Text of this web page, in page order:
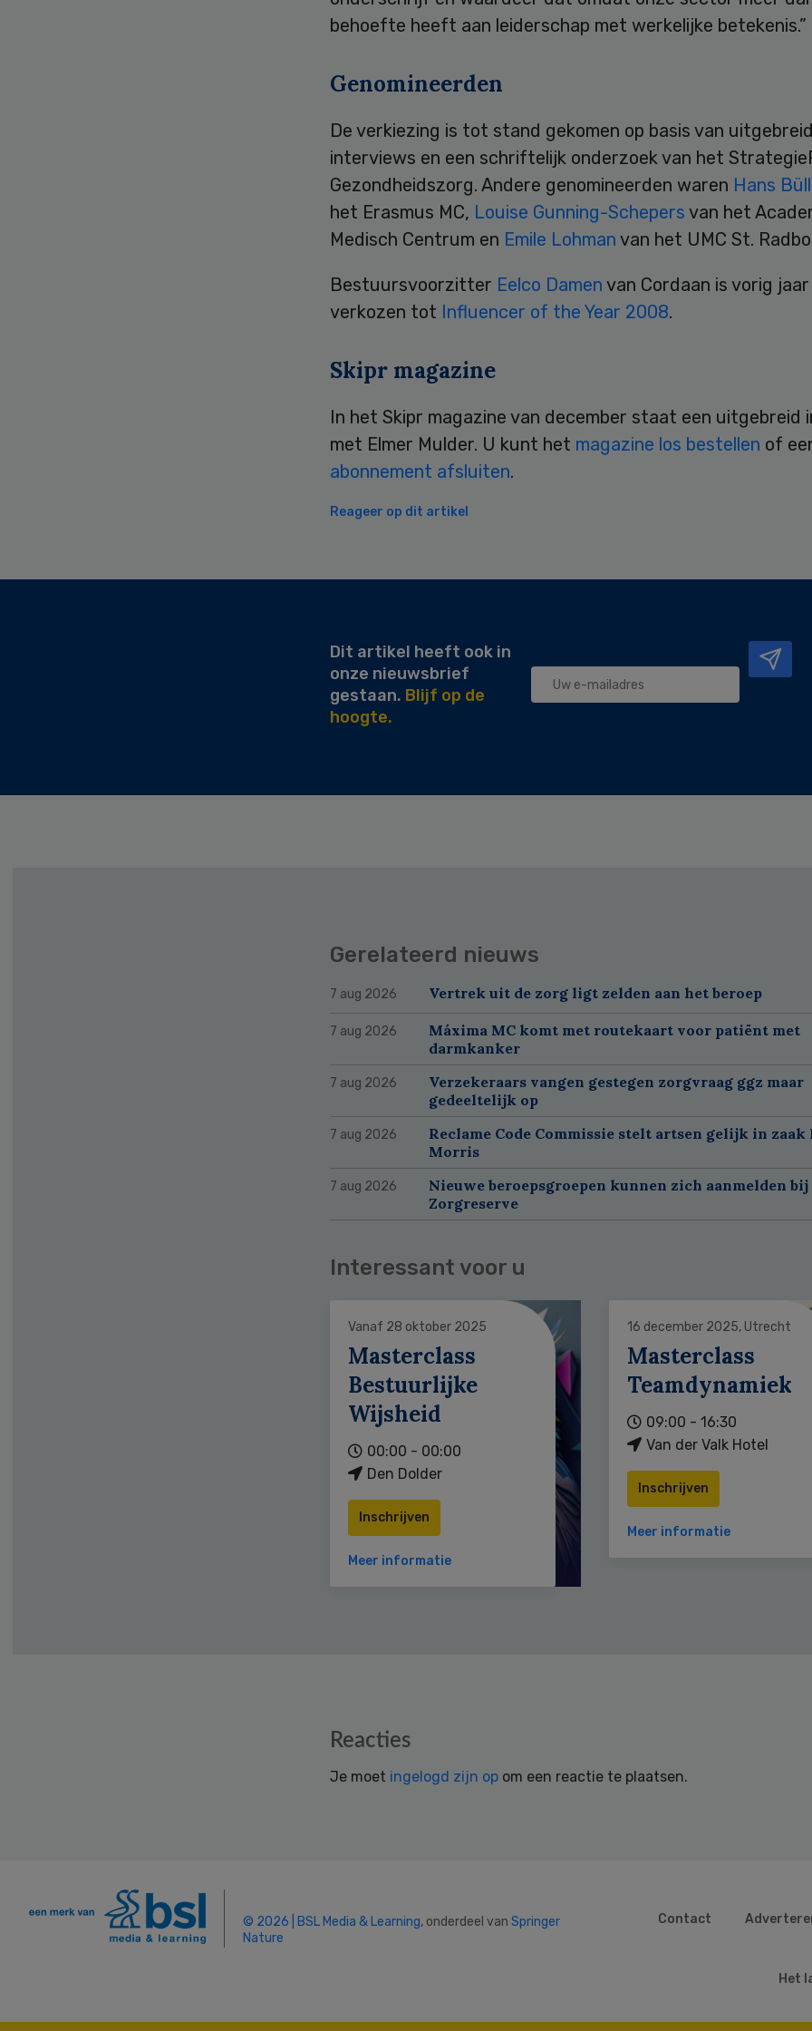
behoefte heeft aan leiderschap met werkelijke betekenis.”
Genomineerden
De verkiezing is tot stand gekomen op basis van
interviews en een schriftelijk onderzoek van het
Gezondheidszorg. Andere genomineerden waren Hans
het Erasmus MC, Louise Gunning-Schepers van het
Medisch Centrum en Emile Lohman van het UMC St.
Bestuursvoorzitter Eelco Damen van Cordaan is vorig jaar
verkozen tot Influencer of the Year 2008.
Skipr magazine
In het Skipr magazine van december staat een uitgebreid
met Elmer Mulder. U kunt het magazine los bestellen of
abonnement afsluiten.
Reageer op dit artikel
Secondary
Dit artikel heeft ook in
onze nieuwsbrief
gestaan. Blijf op de
hoogte.
Gerelateerd nieuws
7 aug 2026 Vertrek uit de zorg ligt zelden aan het beroep
7 aug 2026
Máxima MC komt met routekaart voor patiënt met
darmkanker
7 aug 2026
Verzekeraars vangen gestegen zorgvraag ggz maar
gedeeltelijk op
7 aug 2026
Reclame Code Commissie stelt artsen gelijk in
Morris
7 aug 2026
Nieuwe beroepsgroepen kunnen zich aanmelden
Zorgreserve
Interessant voor u
Vanaf 28 oktober 2025
Masterclass
Bestuurlijke
Wijsheid
00:00 - 00:00
Den Dolder
Inschrijven
Meer informatie
16 december 2025, Utrecht
Masterclass
Teamdynamiek
09:00 - 16:30
Van der Valk Hotel
Inschrijven
Meer informatie
Reacties
Je moet ingelogd zijn op om een reactie te plaatsen.
© 2026 | BSL Media & Learning, onderdeel van Springer
Nature
Contact
Het